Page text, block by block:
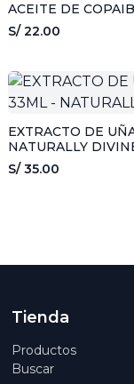
ACEITE DE
S/ 22.00
EXTRACTO DE
NATURALLY
S/ 35.00
Tienda
Productos
Buscar